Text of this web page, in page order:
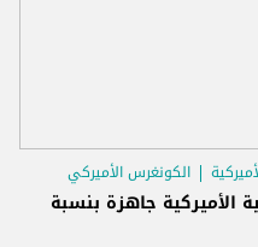
الكونغرس الأميركي
الأميركية جاهزة بنسبة